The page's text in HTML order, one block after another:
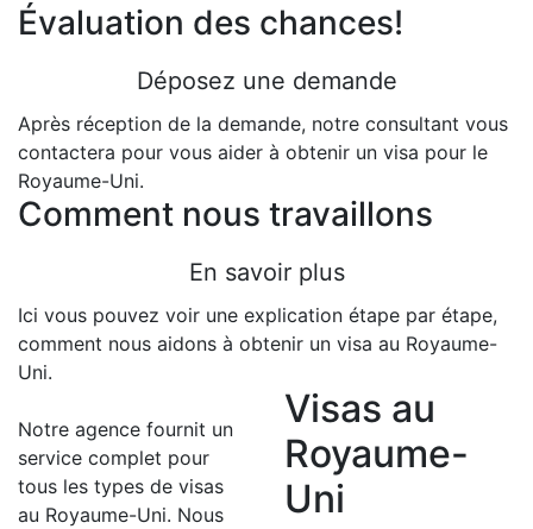
Évaluation des chances!
Déposez une demande
Après réception de la demande, notre consultant vous
contactera pour vous aider à obtenir un visa pour le
Royaume-Uni.
Comment nous travaillons
En savoir plus
Ici vous pouvez voir une explication étape par étape,
comment nous aidons à obtenir un visa au Royaume-
Uni.
Notre agence fournit un
service complet pour
tous les types de visas
au Royaume-Uni. Nous
Visas au
Royaume-
Uni